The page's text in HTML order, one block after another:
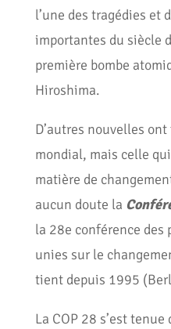
l’une des tragédies et
importantes du siècle
première bombe
Hiroshima.
D’autres nouvelles
mondial, mais celle
matière de
aucun doute la
la 28e conférence des
unies sur le
tient depuis 1995
La COP 28 s’est